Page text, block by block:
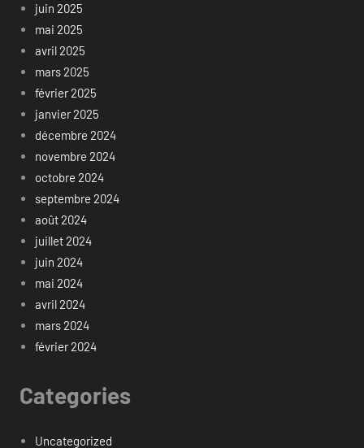
juin 2025
mai 2025
avril 2025
mars 2025
février 2025
janvier 2025
décembre 2024
novembre 2024
octobre 2024
septembre 2024
août 2024
juillet 2024
juin 2024
mai 2024
avril 2024
mars 2024
février 2024
Categories
Uncategorized